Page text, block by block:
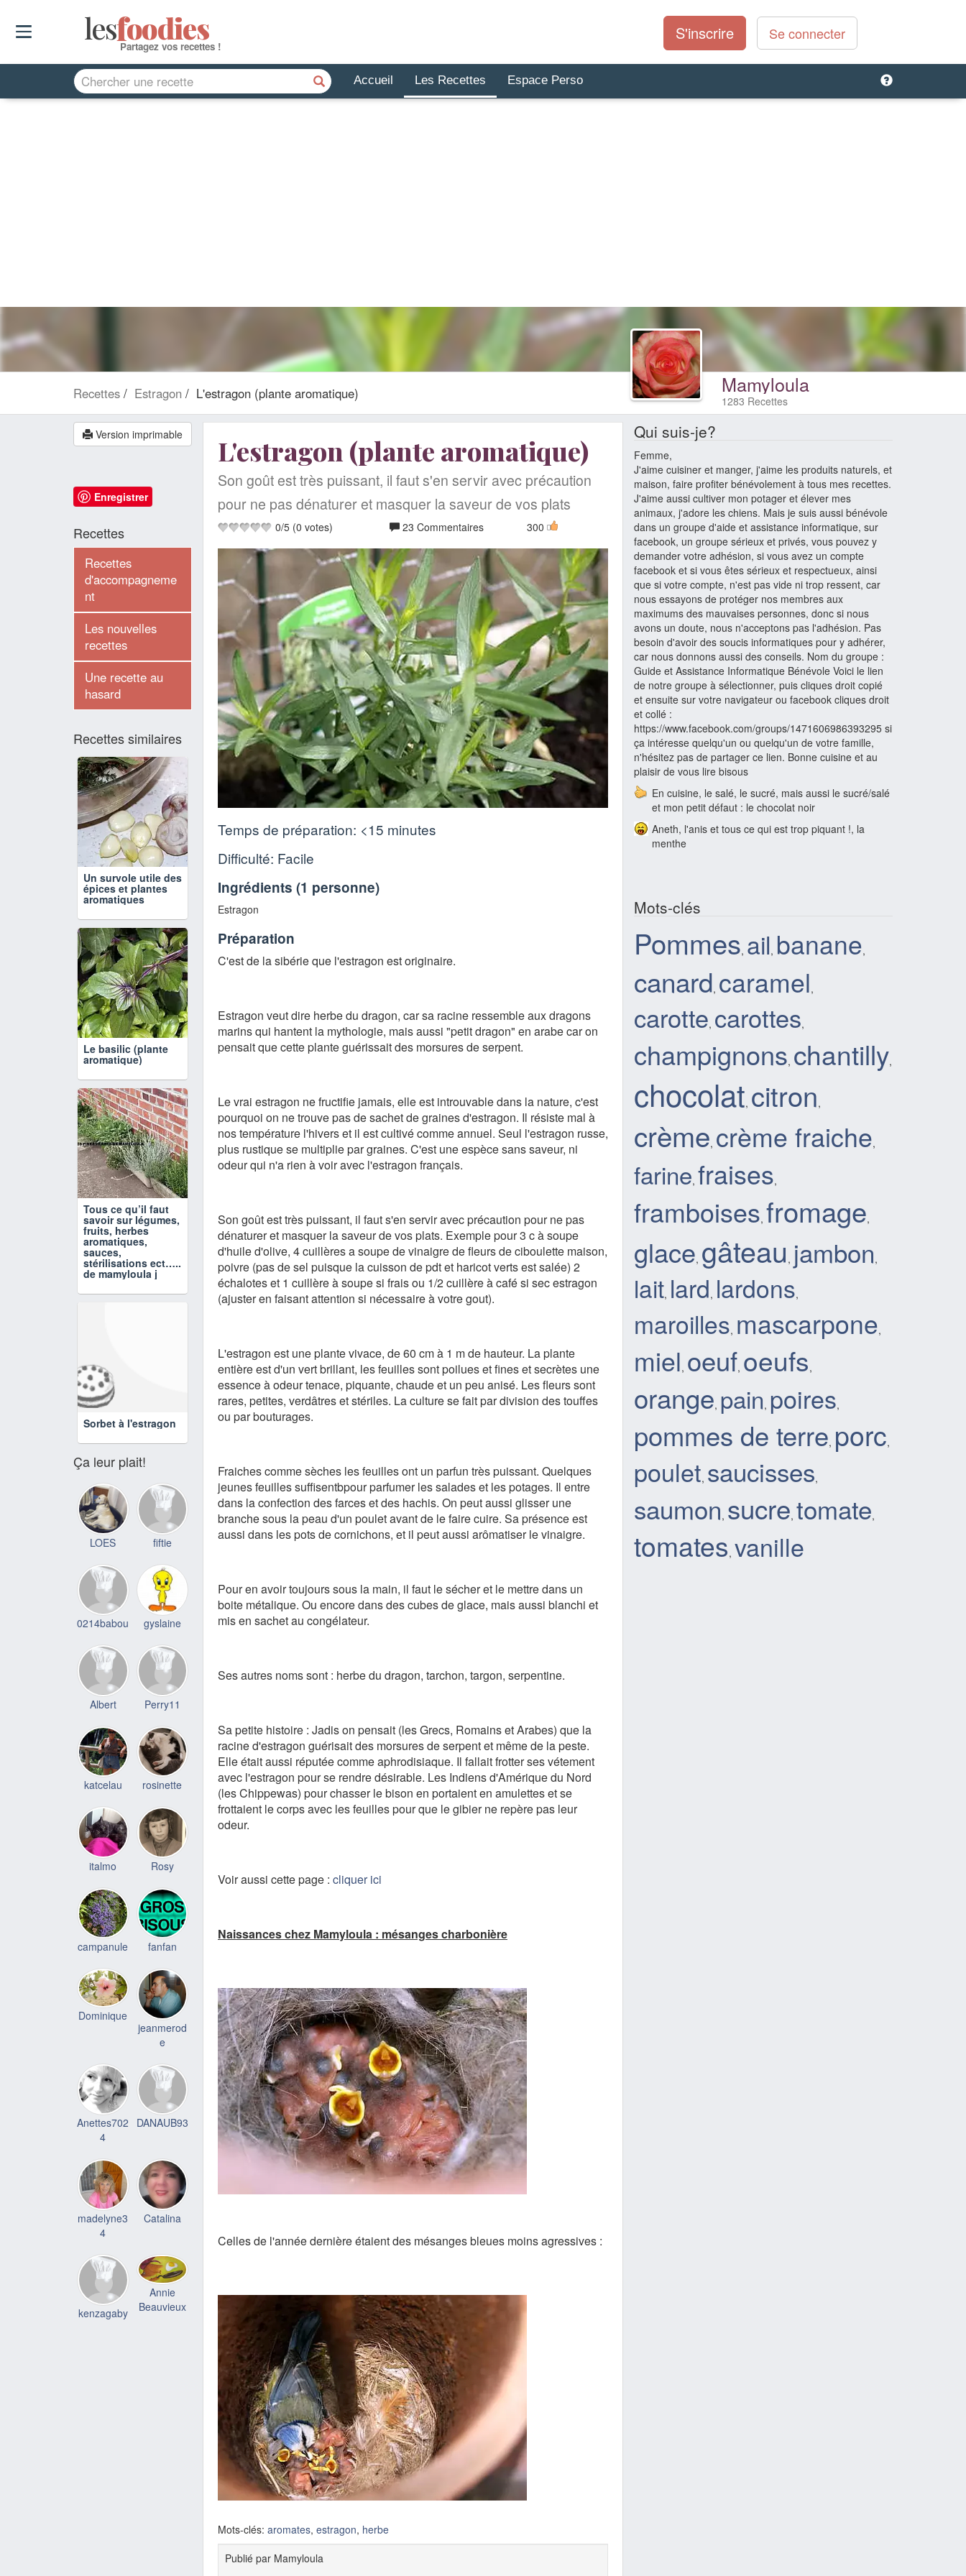
lesfoodies
Partagez vos recettes !
S'inscrire Se connecter
Accueil Les Recettes Espace Perso
Recettes Estragon L'estragon (plante aromatique) Mamyloula
1283 Recettes
L'estragon (plante aromatique)
Son goût est très puissant, il faut s'en servir avec précaution
pour ne pas dénaturer et masquer la saveur de vos plats
0/5 (0 votes) 23 Commentaires 300
Temps de préparation: <15 minutes
Difficulté: Facile
Ingrédients (1 personne)
Estragon
Préparation
C'est de la sibérie que l'estragon est originaire.
Estragon veut dire herbe du dragon, car sa racine ressemble aux dragons
marins qui hantent la mythologie, mais aussi "petit dragon" en arabe car on
pensait que cette plante guérissait des morsures de serpent.
Le vrai estragon ne fructifie jamais, elle est introuvable dans la nature, c'est
pourquoi on ne trouve pas de sachet de graines d'estragon. Il résiste mal à
nos température l'hivers et il est cultivé comme annuel. Seul l'estragon russe,
plus rustique se multiplie par graines. C'est une espèce sans saveur, ni
odeur qui n'a rien à voir avec l'estragon français.
Son goût est très puissant, il faut s'en servir avec précaution pour ne pas
dénaturer et masquer la saveur de vos plats. Exemple pour 3 c à soupe
d'huile d'olive, 4 cuillères a soupe de vinaigre de fleurs de ciboulette maison,
poivre (pas de sel puisque la cuisson de pdt et haricot verts est salée) 2
échalotes et 1 cuillère à soupe si frais ou 1/2 cuillère à café si sec estragon
(ajuster en faisant attention si nécessaire à votre gout).
L'estragon est une plante vivace, de 60 cm à 1 m de hauteur. La plante
entière est d'un vert brillant, les feuilles sont poilues et fines et secrètes une
essence à odeur tenace, piquante, chaude et un peu anisé. Les fleurs sont
rares, petites, verdâtres et stériles. La culture se fait par division des touffes
ou par bouturages.
Fraiches comme sèches les feuilles ont un parfun très puissant. Quelques
jeunes feuilles suffisentbpour parfumer les salades et les potages. Il entre
dans la confection des farces et des hachis. On peut aussi glisser une
branche sous la peau d'un poulet avant de le faire cuire. Sa présence est
aussi dans les pots de cornichons, et il peut aussi arômatiser le vinaigre.
Pour en avoir toujours sous la main, il faut le sécher et le mettre dans un
boite métalique. Ou encore dans des cubes de glace, mais aussi blanchi et
mis en sachet au congélateur.
Ses autres noms sont : herbe du dragon, tarchon, targon, serpentine.
Sa petite histoire : Jadis on pensait (les Grecs, Romains et Arabes) que la
racine d'estragon guérisait des morsures de serpent et même de la peste.
Elle était aussi réputée comme aphrodisiaque. Il fallait frotter ses vétement
avec l'estragon pour se rendre désirable. Les Indiens d'Amérique du Nord
(les Chippewas) pour chasser le bison en portaient en amulettes et se
frottaient le corps avec les feuilles pour que le gibier ne repère pas leur
odeur.
Voir aussi cette page : cliquer ici
Naissances chez Mamyloula : mésanges charbonière
Celles de l'année dernière étaient des mésanges bleues moins agressives :
Mots-clés: aromates, estragon, herbe
Publié par Mamyloula
Version imprimable
Enregistrer
Recettes
Recettes
d'accompagneme
nt
Les nouvelles
recettes
Une recette au
hasard
Recettes similaires
Un survole utile des
épices et plantes
aromatiques
Le basilic (plante
aromatique)
Tous ce qu’il faut
savoir sur légumes,
fruits, herbes
aromatiques,
sauces,
stérilisations ect…..
de mamyloula j
Sorbet à l'estragon
Ça leur plait!
LOES fiftie
0214babou gyslaine
Albert Perry11
katcelau rosinette
italmo Rosy
campanule fanfan
Dominique
jeanmerod
e
Anettes702
4
DANAUB93
madelyne3
4
Catalina
kenzagaby
Annie
Beauvieux
Qui suis-je?
Femme,
J'aime cuisiner et manger, j'aime les produits naturels, et
maison, faire profiter bénévolement à tous mes recettes.
J'aime aussi cultiver mon potager et élever mes
animaux, j'adore les chiens. Mais je suis aussi bénévole
dans un groupe d'aide et assistance informatique, sur
facebook, un groupe sérieux et privés, vous pouvez y
demander votre adhésion, si vous avez un compte
facebook et si vous êtes sérieux et respectueux, ainsi
que si votre compte, n'est pas vide ni trop ressent, car
nous essayons de protéger nos membres aux
maximums des mauvaises personnes, donc si nous
avons un doute, nous n'acceptons pas l'adhésion. Pas
besoin d'avoir des soucis informatiques pour y adhérer,
car nous donnons aussi des conseils. Nom du groupe :
Guide et Assistance Informatique Bénévole Voici le lien
de notre groupe à sélectionner, puis cliques droit copié
et ensuite sur votre navigateur ou facebook cliques droit
et collé :
https://www.facebook.com/groups/1471606986393295 si
ça intéresse quelqu'un ou quelqu'un de votre famille,
n'hésitez pas de partager ce lien. Bonne cuisine et au
plaisir de vous lire bisous
En cuisine, le salé, le sucré, mais aussi le sucré/salé
et mon petit défaut : le chocolat noir
Aneth, l'anis et tous ce qui est trop piquant !, la
menthe
Mots-clés
Pommes, ail, banane,
canard, caramel,
carotte, carottes,
champignons, chantilly,
chocolat, citron,
crème, crème fraiche,
farine, fraises,
framboises, fromage,
glace, gâteau , jambon,
lait, lard, lardons,
maroilles, mascarpone,
miel, oeuf, oeufs,
orange, pain, poires,
pommes de terre, porc,
poulet, saucisses,
saumon, sucre, tomate,
tomates, vanille